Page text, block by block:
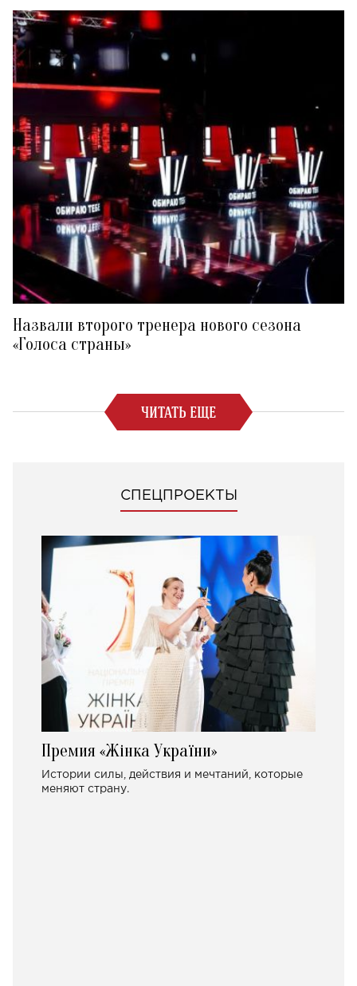
Назвали второго тренера нового сезона
«Голоса страны»
ЧИТАТЬ ЕЩЕ
СПЕЦПРОЕКТЫ
Премия «Жінка України»
Истории силы, действия и мечтаний, которые
меняют страну.